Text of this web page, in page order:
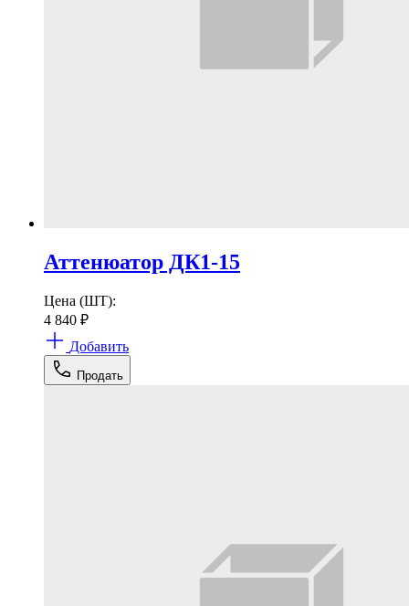
Аттенюатор ДК1-15
Цена (ШТ):
4 840 ₽
Добавить
Продать